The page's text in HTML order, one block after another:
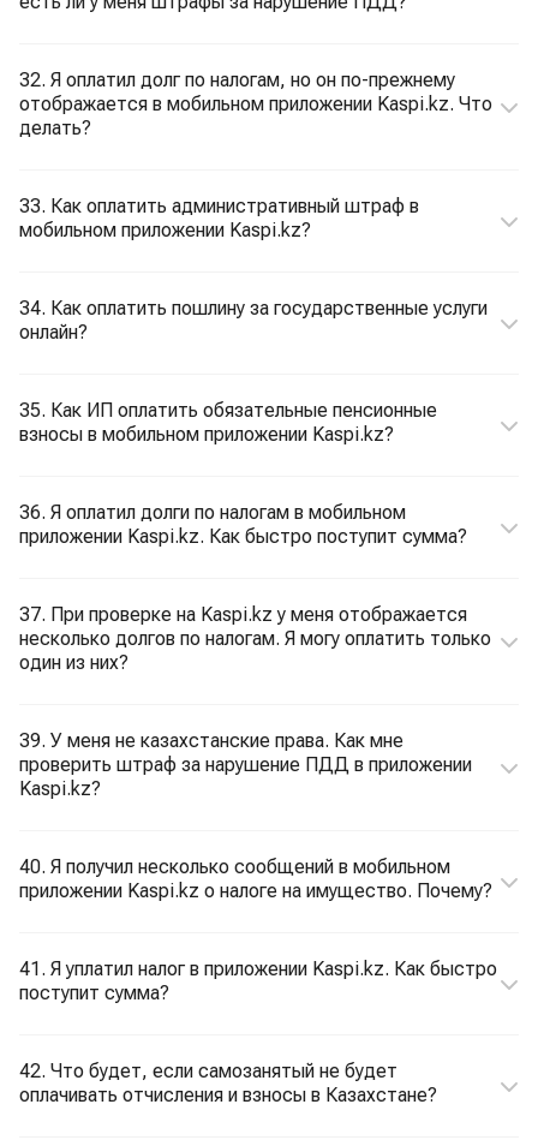
32. Я оплатил долг по налогам, но он по-прежнему
отображается в мобильном приложении Kaspi.kz. Что
делать?
33. Как оплатить административный штраф в
мобильном приложении Kaspi.kz?
34. Как оплатить пошлину за государственные услуги
онлайн?
35. Как ИП оплатить обязательные пенсионные
взносы в мобильном приложении Kaspi.kz?
36. Я оплатил долги по налогам в мобильном
приложении Kaspi.kz. Как быстро поступит сумма?
37. При проверке на Kaspi.kz у меня отображается
несколько долгов по налогам. Я могу оплатить только
один из них?
39. У меня не казахстанские права. Как мне
проверить штраф за нарушение ПДД в приложении
Kaspi.kz?
40. Я получил несколько сообщений в мобильном
приложении Kaspi.kz о налоге на имущество. Почему?
41. Я уплатил налог в приложении Kaspi.kz. Как быстро
поступит сумма?
42. Что будет, если самозанятый не будет
оплачивать отчисления и взносы в Казахстане?